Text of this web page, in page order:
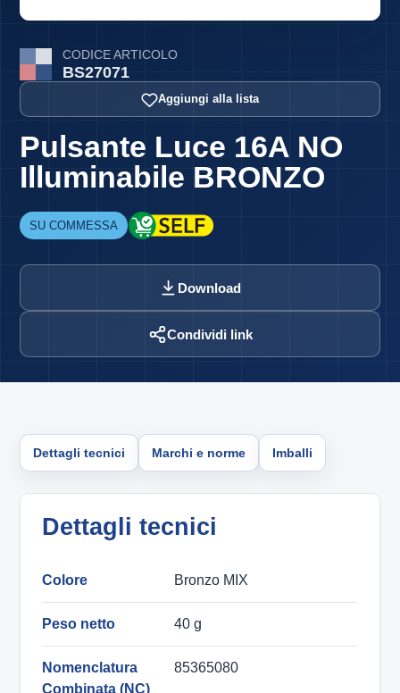
CODICE ARTICOLO
BS27071
Aggiungi alla lista
Pulsante Luce 16A NO
Illuminabile BRONZO
SU COMMESSA
Download
Condividi link
Dettagli tecnici Marchi e norme Imballi
Dettagli tecnici
Colore Bronzo MIX
Peso netto 40 g
Nomenclatura
Combinata (NC)
85365080